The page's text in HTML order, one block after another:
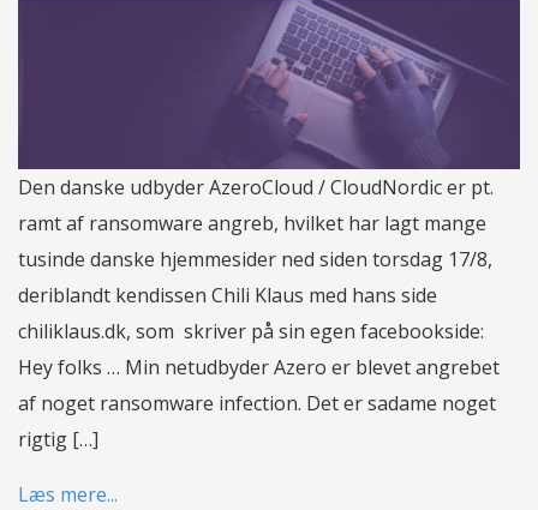
Den danske udbyder AzeroCloud / CloudNordic er pt.
ramt af ransomware angreb, hvilket har lagt mange
tusinde danske hjemmesider ned siden torsdag 17/8,
deriblandt kendissen Chili Klaus med hans side
chiliklaus.dk, som skriver på sin egen facebookside:
Hey folks … Min netudbyder Azero er blevet angrebet
af noget ransomware infection. Det er sadame noget
rigtig […]
Læs mere...